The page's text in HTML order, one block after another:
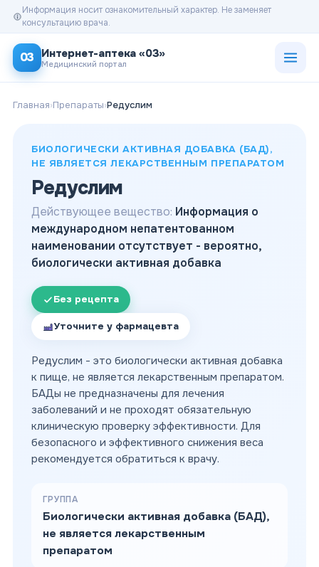
Информация носит ознакомительный характер. Не заменяет
консультацию врача.
03 Интернет-аптека «03»
Медицинский портал
Главная›Препараты›Редуслим
БИОЛОГИЧЕСКИ АКТИВНАЯ ДОБАВКА (БАД),
НЕ ЯВЛЯЕТСЯ ЛЕКАРСТВЕННЫМ ПРЕПАРАТОМ
Редуслим
Действующее вещество: Информация о
международном непатентованном
наименовании отсутствует - вероятно,
биологически активная добавка
Без рецепта
Уточните у фармацевта
Редуслим - это биологически активная добавка
к пище, не является лекарственным препаратом.
БАДы не предназначены для лечения
заболеваний и не проходят обязательную
клиническую проверку эффективности. Для
безопасного и эффективного снижения веса
рекомендуется обратиться к врачу.
ГРУППА
Биологически активная добавка (БАД),
не является лекарственным
препаратом